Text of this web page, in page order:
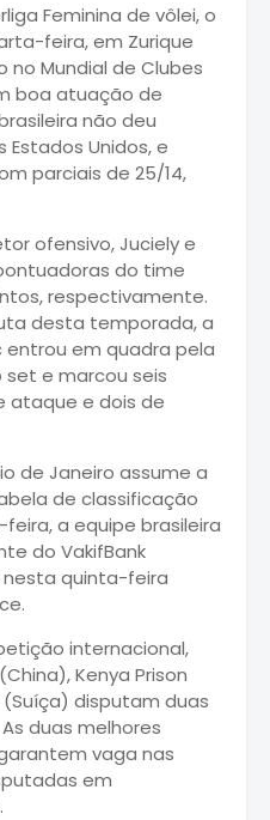
Feminina de vôlei, o
feira, em Zurique
no Mundial de Clubes
boa atuação de
não deu
Estados Unidos, e
parciais de 25/14,
ofensivo, Juciely e
do time
respectivamente.
desta temporada, a
entrou em quadra pela
set e marcou seis
ataque e dois de
de Janeiro assume a
de classificação
a equipe brasileira
do VakifBank
nesta quinta-feira
internacional,
Kenya Prison
disputam duas
duas melhores
vaga nas
em